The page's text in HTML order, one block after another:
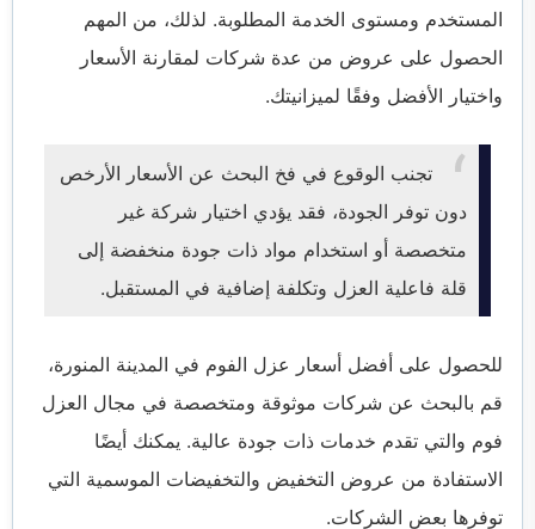
المستخدم ومستوى الخدمة المطلوبة. لذلك، من المهم
الحصول على عروض من عدة شركات لمقارنة الأسعار
واختيار الأفضل وفقًا لميزانيتك.
تجنب الوقوع في فخ البحث عن الأسعار الأرخص
دون توفر الجودة، فقد يؤدي اختيار شركة غير
متخصصة أو استخدام مواد ذات جودة منخفضة إلى
قلة فاعلية العزل وتكلفة إضافية في المستقبل.
للحصول على أفضل أسعار عزل الفوم في المدينة المنورة،
قم بالبحث عن شركات موثوقة ومتخصصة في مجال العزل
فوم والتي تقدم خدمات ذات جودة عالية. يمكنك أيضًا
الاستفادة من عروض التخفيض والتخفيضات الموسمية التي
توفرها بعض الشركات.